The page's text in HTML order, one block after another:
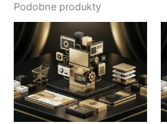
Podobne produkty